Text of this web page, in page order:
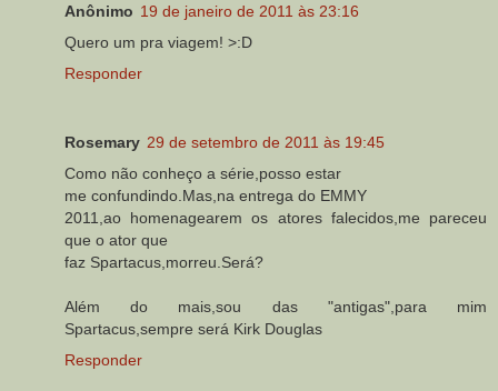
Anônimo 19 de janeiro de 2011 às 23:16
Quero um pra viagem! >:D
Responder
Rosemary 29 de setembro de 2011 às 19:45
Como não conheço a série,posso estar
me confundindo.Mas,na entrega do EMMY
2011,ao homenagearem os atores falecidos,me pareceu
que o ator que
faz Spartacus,morreu.Será?
Além do mais,sou das "antigas",para mim
Spartacus,sempre será Kirk Douglas
Responder